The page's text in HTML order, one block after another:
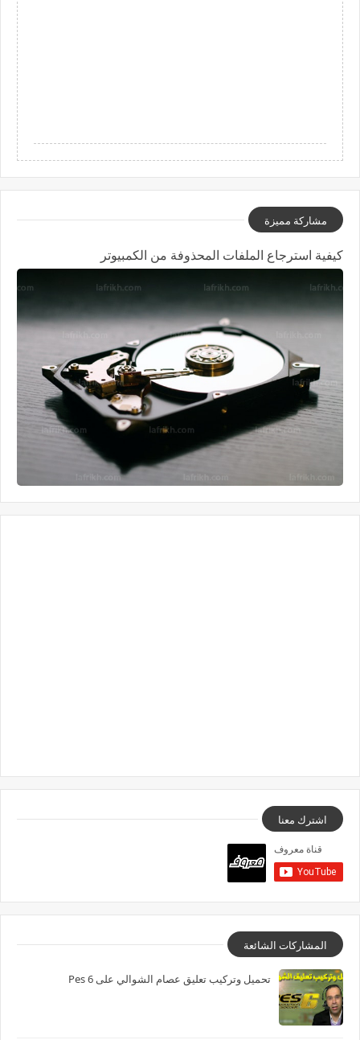
مشاركة مميزة
كيفية استرجاع الملفات المحذوفة من الكمبيوتر
اشترك معنا
المشاركات الشائعة
تحميل وتركيب تعليق عصام الشوالي على Pes 6